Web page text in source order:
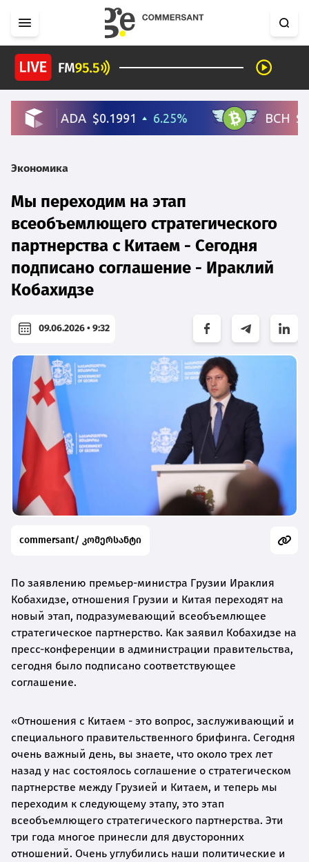
Экономика
Мы переходим на этап
всеобъемлющего стратегического
партнерства с Китаем - Сегодня
подписано соглашение - Ираклий
Кобахидзе
09.06.2026 • 9:32
commersant/ კომერსანტი
По заявлению премьер-министра Грузии Ираклия
Кобахидзе, отношения Грузии и Китая переходят на
новый этап, подразумевающий всеобъемлющее
стратегическое партнерство. Как заявил Кобахидзе на
пресс-конференции в администрации правительства,
сегодня было подписано соответствующее
соглашение.
«Отношения с Китаем - это вопрос, заслуживающий и
специального правительственного брифинга. Сегодня
очень важный день, вы знаете, что около трех лет
назад у нас состоялось соглашение о стратегическом
партнерстве между Грузией и Китаем, и теперь мы
переходим к следующему этапу, это этап
всеобъемлющего стратегического партнерства. Эти
три года многое принесли для двусторонних
отношений. Очень углубились наши политические и